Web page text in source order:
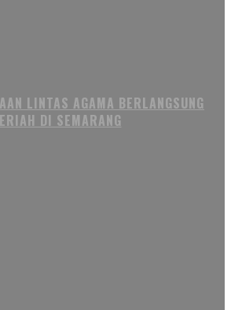
LINTAS AGAMA BERLANGSUNG
DI SEMARANG